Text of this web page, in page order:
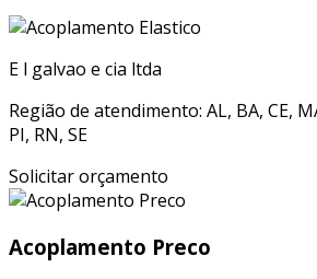
E l galvao e cia ltda
Região de atendimento: AL, BA, CE,
PI, RN, SE
Solicitar orçamento
Acoplamento Preco